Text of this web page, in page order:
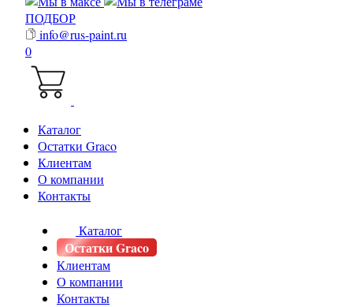
ПОДБОР
info@rus-paint.ru
0
Каталог
Остатки Graco
Клиентам
О компании
Контакты
Каталог
Остатки Graco
Клиентам
О компании
Контакты